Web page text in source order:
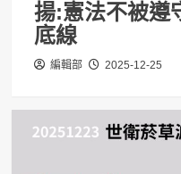
揚:憲法不被遵
底線
編輯部 2025-12-25